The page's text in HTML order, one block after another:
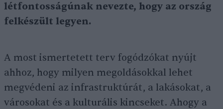
létfontosságúnak nevezte, hogy az ország
felkészült legyen.
A most ismertetett terv fogódzókat nyújt
ahhoz, hogy milyen megoldásokkal lehet
megvédeni az infrastruktúrát, a lakásokat, a
városokat és a kulturális kincseket. Ahogy a